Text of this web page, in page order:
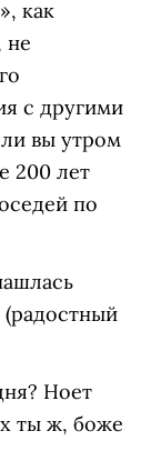
как
не
с другими
вы утром
200 лет
по
(радостный
Ноет
ты ж, боже